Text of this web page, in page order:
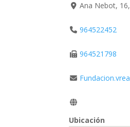
Ana Nebot,
964522452
964521798
Ubicación